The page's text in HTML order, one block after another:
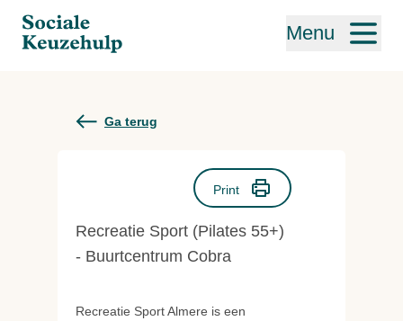
Menu
Ga terug
Print
Recreatie Sport (Pilates 55+)
- Buurtcentrum Cobra
Recreatie Sport Almere is een